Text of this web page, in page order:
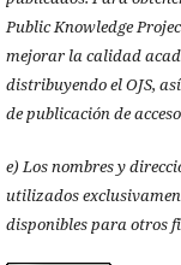
Public Knowledge
mejorar la calidad
distribuyendo el OJS,
de publicación de
e) Los nombres y
utilizados
disponibles para otros